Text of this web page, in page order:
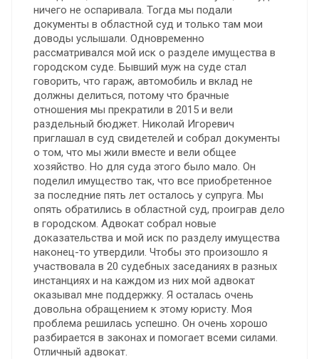
ничего не оспаривала. Тогда мы подали
документы в областной суд и только там мои
доводы услышали. Одновременно
рассматривался мой иск о разделе имущества в
городском суде. Бывший муж на суде стал
говорить, что гараж, автомобиль и вклад не
должны делиться, потому что брачные
отношения мы прекратили в 2015 и вели
раздельный бюджет. Николай Игоревич
приглашал в суд свидетелей и собрал документы
о том, что мы жили вместе и вели общее
хозяйство. Но для суда этого было мало. Он
поделил имущество так, что все приобретенное
за последние пять лет осталось у супруга. Мы
опять обратились в областной суд, проиграв дело
в городском. Адвокат собрал новые
доказательства и мой иск по разделу имущества
наконец-то утвердили. Чтобы это произошло я
участвовала в 20 судебных заседаниях в разных
инстанциях и на каждом из них мой адвокат
оказывал мне поддержку. Я осталась очень
довольна обращением к этому юристу. Моя
проблема решилась успешно. Он очень хорошо
разбирается в законах и помогает всеми силами.
Отличный адвокат.